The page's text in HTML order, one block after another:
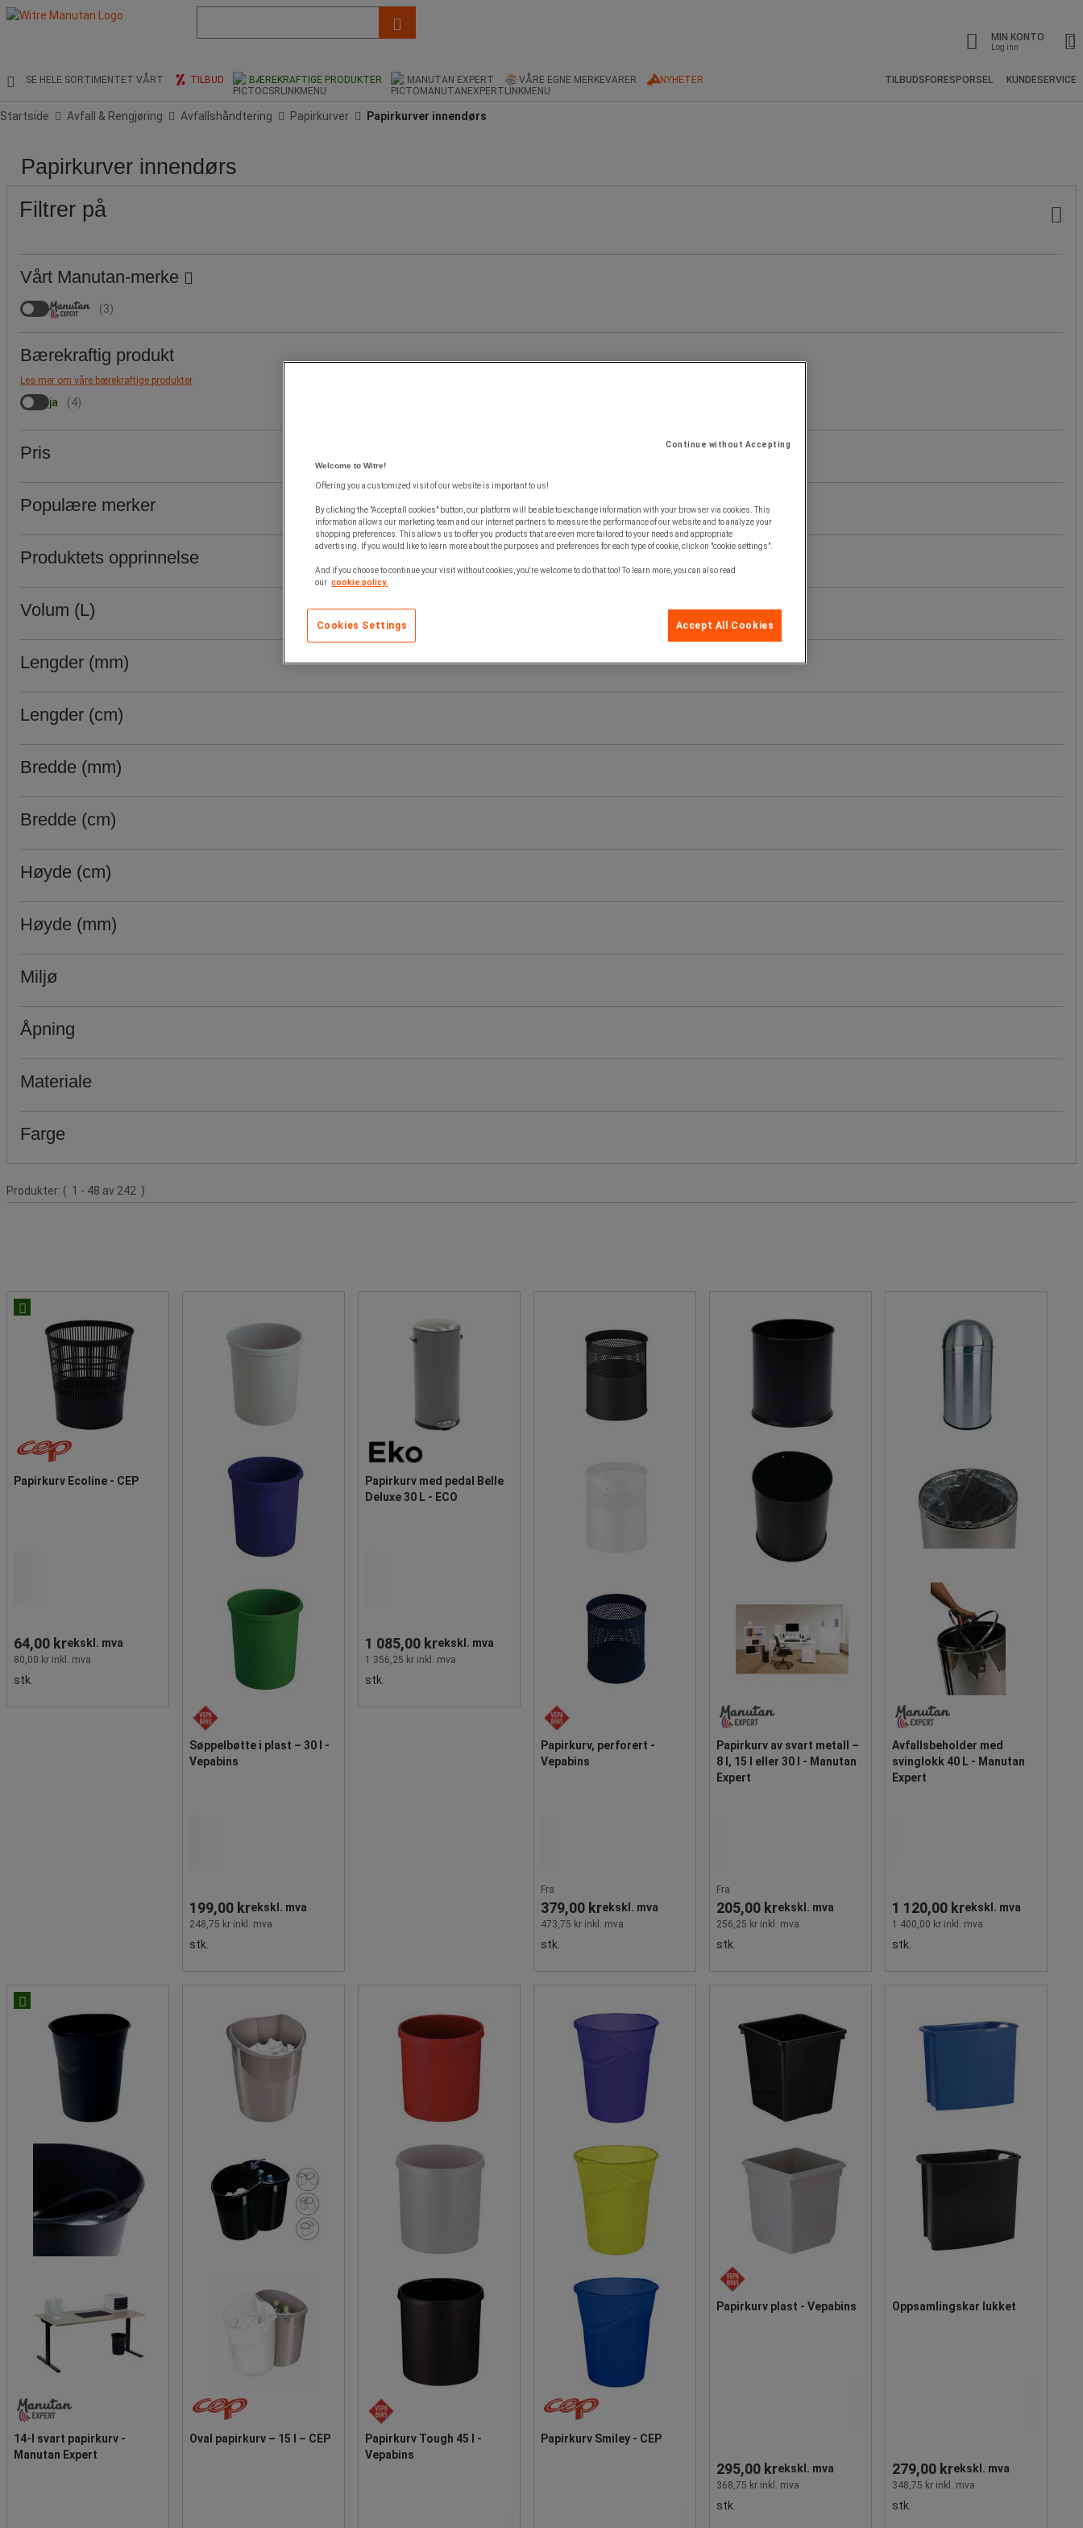
og
søkehistorikk
MIN KONTO
Log inn
SE HELE SORTIMENTET VÅRT TILBUD BÆREKRAFTIGE PRODUKTER MANUTAN EXPERT VÅRE EGNE MERKEVARER NYHETER TILBUDSFORESPORSEL KUNDESERVICE
Startside Avfall & Rengjøring Avfallshåndtering Papirkurver Papirkurver innendørs
Papirkurver innendørs
Filtrer på
Vårt Manutan-merke
(3)
Bærekraftig produkt
Les mer om våre bærekraftige produkter
ja (4)
Pris
Pris
Populære
merker
Populære merker
Produktets
opprinnelse
Produktets opprinnelse
Volum
Volum (L)
Lengder
(mm)
Lengder (mm)
Lengder
(cm)
Lengder (cm)
Bredde
(mm)
Bredde (mm)
Bredde
(cm)
Bredde (cm)
Høyde
(cm)
Høyde (cm)
Høyde
(mm)
Høyde (mm)
Miljø
Miljø
Åpning
Åpning
Materiale
Materiale
Farge
Farge
Produktliste
Produkter: ( 1 - 48 av 242 )
Papirkurv Ecoline - CEP
64,00 krekskl. mva
80,00 kr inkl. mva
stk.
Søppelbøtte i plast – 30 l -
Vepabins
199,00 krekskl. mva
248,75 kr inkl. mva
stk.
Papirkurv med pedal Belle
Deluxe 30 L - ECO
1 085,00 krekskl. mva
1 356,25 kr inkl. mva
stk.
Papirkurv, perforert -
Vepabins
Fra
379,00 krekskl. mva
473,75 kr inkl. mva
stk.
Papirkurv av svart metall –
8 l, 15 l eller 30 l - Manutan
Expert
Fra
205,00 krekskl. mva
256,25 kr inkl. mva
stk.
Avfallsbeholder med
svinglokk 40 L - Manutan
Expert
1 120,00 krekskl. mva
1 400,00 kr inkl. mva
stk.
14-l svart papirkurv -
Manutan Expert
Oval papirkurv – 15 l – CEP
Papirkurv Tough 45 l -
Vepabins
Papirkurv Smiley - CEP
Papirkurv plast - Vepabins
295,00 krekskl. mva
368,75 kr inkl. mva
stk.
Oppsamlingskar lukket
279,00 krekskl. mva
348,75 kr inkl. mva
stk.
Continue without Accepting
Welcome to Witre!
Offering you a customized visit of our website is important to us!
By clicking the "Accept all cookies" button, our platform will be able to exchange information with your browser via cookies. This
information allows our marketing team and our internet partners to measure the performance of our website and to analyze your
shopping preferences. This allows us to offer you products that are even more tailored to your needs and appropriate
advertising. If you would like to learn more about the purposes and preferences for each type of cookie, click on "cookie settings".
And if you choose to continue your visit without cookies, you're welcome to do that too! To learn more, you can also read
our cookie policy.
Accept All Cookies
Cookies Settings